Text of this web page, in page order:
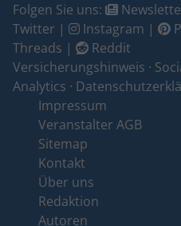
Folgen Sie uns:
Twitter | Instagram |
Threads |
Reddit
Versicherungshinweis ·
Analytics ·
Impressum
Veranstalter AGB
Sitemap
Kontakt
Über uns
Redaktion
Autoren